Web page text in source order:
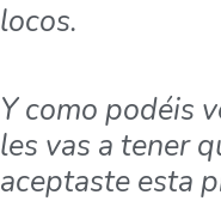
locos.
Y como podéis
les vas a tener
aceptaste esta